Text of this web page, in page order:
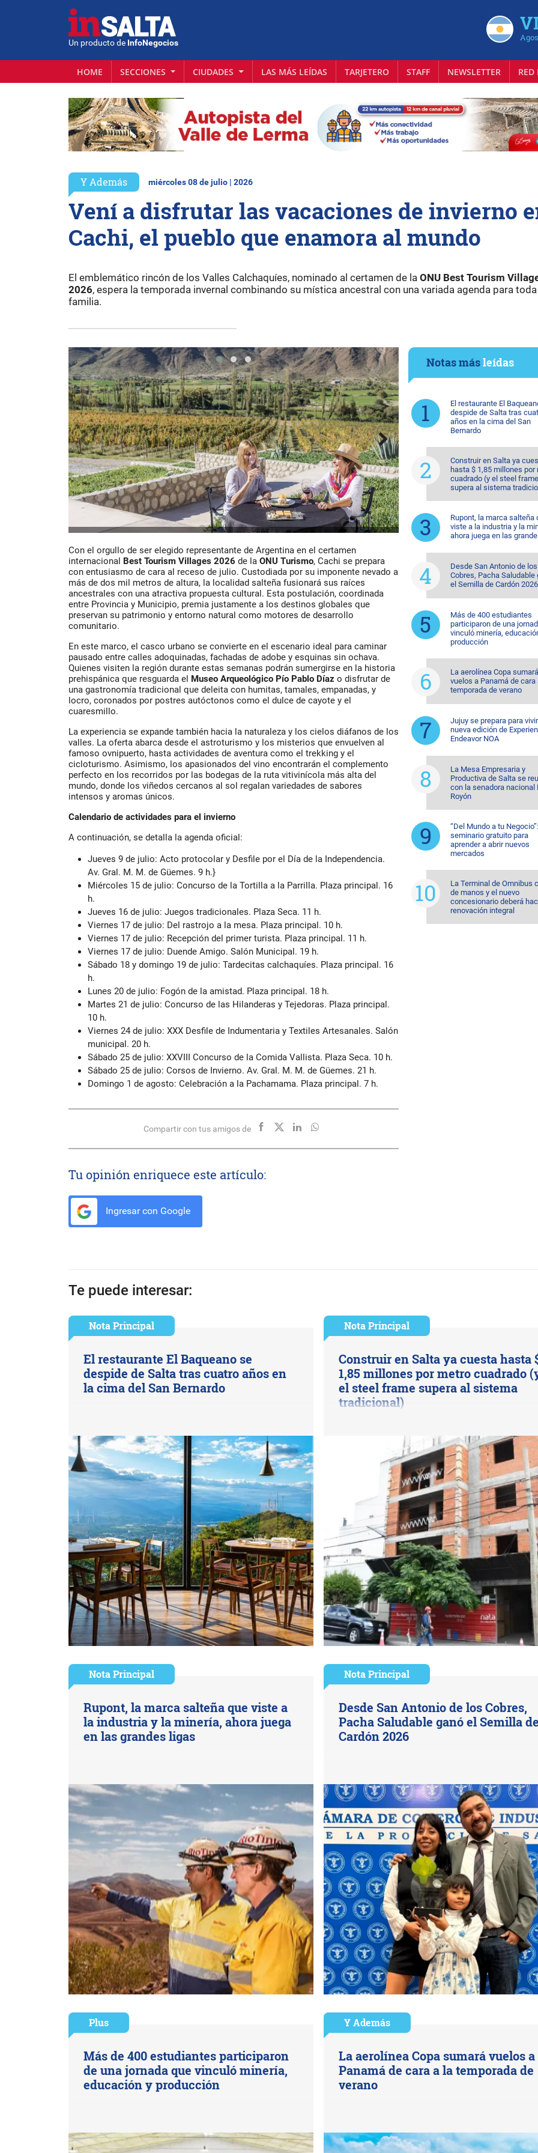
Un producto de InfoNegocios
HOME SECCIONES CIUDADES LAS MÁS LEÍDAS TARJETERO STAFF NEWSLETTER
Y Además miércoles 08 de julio | 2026
Vení a disfrutar las vacaciones de invierno
Cachi, el pueblo que enamora al mundo
El emblemático rincón de los Valles Calchaquíes, nominado al certamen de la ONU Best Tourism
2026, espera la temporada invernal combinando su mística ancestral con una variada agenda para
familia.
Con el orgullo de ser elegido representante de Argentina en el certamen
internacional Best Tourism Villages 2026 de la ONU Turismo, Cachi se prepara
con entusiasmo de cara al receso de julio. Custodiada por su imponente nevado a
más de dos mil metros de altura, la localidad salteña fusionará sus raíces
ancestrales con una atractiva propuesta cultural. Esta postulación, coordinada
entre Provincia y Municipio, premia justamente a los destinos globales que
preservan su patrimonio y entorno natural como motores de desarrollo
comunitario.
En este marco, el casco urbano se convierte en el escenario ideal para caminar
pausado entre calles adoquinadas, fachadas de adobe y esquinas sin ochava.
Quienes visiten la región durante estas semanas podrán sumergirse en la historia
prehispánica que resguarda el Museo Arqueológico Pío Pablo Díaz o disfrutar de
una gastronomía tradicional que deleita con humitas, tamales, empanadas, y
locro, coronados por postres autóctonos como el dulce de cayote y el
cuaresmillo.
La experiencia se expande también hacia la naturaleza y los cielos diáfanos de los
valles. La oferta abarca desde el astroturismo y los misterios que envuelven al
famoso ovnipuerto, hasta actividades de aventura como el trekking y el
cicloturismo. Asimismo, los apasionados del vino encontrarán el complemento
perfecto en los recorridos por las bodegas de la ruta vitivinícola más alta del
mundo, donde los viñedos cercanos al sol regalan variedades de sabores
intensos y aromas únicos.
Calendario de actividades para el invierno
A continuación, se detalla la agenda oficial:
Jueves 9 de julio: Acto protocolar y Desfile por el Día de la Independencia.
Av. Gral. M. M. de Güemes. 9 h.}
Miércoles 15 de julio: Concurso de la Tortilla a la Parrilla. Plaza principal. 16
h.
Jueves 16 de julio: Juegos tradicionales. Plaza Seca. 11 h.
Viernes 17 de julio: Del rastrojo a la mesa. Plaza principal. 10 h.
Viernes 17 de julio: Recepción del primer turista. Plaza principal. 11 h.
Viernes 17 de julio: Duende Amigo. Salón Municipal. 19 h.
Sábado 18 y domingo 19 de julio: Tardecitas calchaquíes. Plaza principal. 16
h.
Lunes 20 de julio: Fogón de la amistad. Plaza principal. 18 h.
Martes 21 de julio: Concurso de las Hilanderas y Tejedoras. Plaza principal.
10 h.
Viernes 24 de julio: XXX Desfile de Indumentaria y Textiles Artesanales. Salón
municipal. 20 h.
Sábado 25 de julio: XXVIII Concurso de la Comida Vallista. Plaza Seca. 10 h.
Sábado 25 de julio: Corsos de Invierno. Av. Gral. M. M. de Güemes. 21 h.
Domingo 1 de agosto: Celebración a la Pachamama. Plaza principal. 7 h.
Compartir con tus amigos de
Tu opinión enriquece este artículo:
Ingresar con Google
Notas másleídas
El restaurante El
despide de Salta tras
años en la cima del San
Bernardo
Construir en Salta ya
hasta $ 1,85 millones por
cuadrado (y el steel frame
supera al sistema
Rupont, la marca salteña
viste a la industria y la
ahora juega en las
Desde San Antonio de los
Cobres, Pacha Saludable
el Semilla de Cardón 2026
Más de 400 estudiantes
participaron de una
vinculó minería,
producción
La aerolínea Copa sumará
vuelos a Panamá de cara
temporada de verano
Jujuy se prepara para
nueva edición de
Endeavor NOA
La Mesa Empresaria y
Productiva de Salta se
con la senadora nacional
Royón
“Del Mundo a tu
seminario gratuito para
aprender a abrir nuevos
mercados
La Terminal de Omnibus
de manos y el nuevo
concesionario deberá
renovación integral
Te puede interesar:
Nota Principal
El restaurante El Baqueano se
despide de Salta tras cuatro años en
la cima del San Bernardo
Nota Principal
Construir en Salta ya cuesta hasta
1,85 millones por metro cuadrado
el steel frame supera al sistema
tradicional)
Nota Principal
Rupont, la marca salteña que viste a
la industria y la minería, ahora juega
en las grandes ligas
Nota Principal
Desde San Antonio de los Cobres,
Pacha Saludable ganó el Semilla
Cardón 2026
Plus
Más de 400 estudiantes participaron
de una jornada que vinculó minería,
educación y producción
Y Además
La aerolínea Copa sumará vuelos a
Panamá de cara a la temporada de
verano